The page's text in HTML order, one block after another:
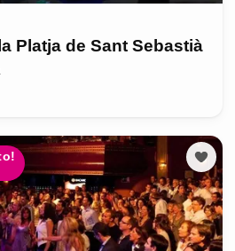
Platja de Sant Sebastià